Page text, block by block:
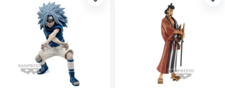
Adaugă la favorite